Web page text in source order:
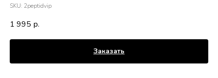
SKU: 2peptidvip
1 995 р.
Заказать